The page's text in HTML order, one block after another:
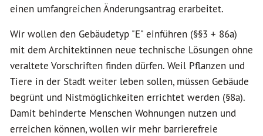
einen umfangreichen Änderungsantrag erarbeitet.
Wir wollen den Gebäudetyp "E" einführen (§§3 + 86a)
mit dem Architektinnen neue technische Lösungen ohne
veraltete Vorschriften finden dürfen. Weil Pflanzen und
Tiere in der Stadt weiter leben sollen, müssen Gebäude
begrünt und Nistmöglichkeiten errichtet werden (§8a).
Damit behinderte Menschen Wohnungen nutzen und
erreichen können, wollen wir mehr barrierefreie